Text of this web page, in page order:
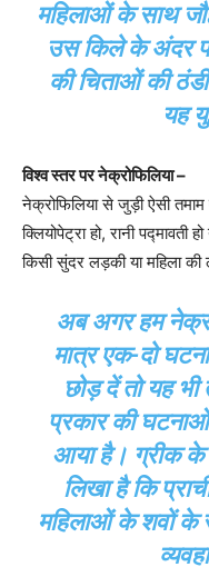
महिलाओं के साथ
उस किले के अंदर
की चिताओं की
यह
विश्व स्तर पर नेक्रोफिलिया –
नेक्रोफिलिया से जुड़ी ऐसी तमाम
क्लियोपेट्रा हो, रानी पद्मावती
किसी सुंदर लड़की या महिला की
अब अगर हम
मात्र एक-दो
छोड़ दें तो यह
प्रकार की
आया है। ग्रीक के
लिखा है कि
महिलाओं के शवों के